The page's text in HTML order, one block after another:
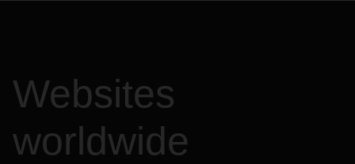
Websites
worldwide